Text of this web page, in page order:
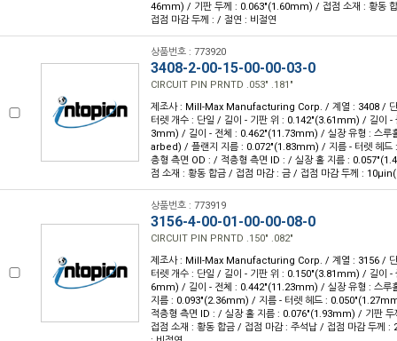
46mm) / 기판 두께 : 0.063"(1.60mm) / 접점 소재 : 황동
접점 마감 두께 : / 절연 : 비절연
상품번호 : 773920
3408-2-00-15-00-00-03-0
CIRCUIT PIN PRNTD .053" .181"
제조사 : Mill-Max Manufacturing Corp. / 계열 : 3408 / 단
터렛 개수 : 단일 / 길이 - 기판 위 : 0.142"(3.61mm) / 길이 -
3mm) / 길이 - 전체 : 0.462"(11.73mm) / 실장 유형 : 스루
arbed) / 플랜지 지름 : 0.072"(1.83mm) / 지름 - 터렛 헤
층형 측면 OD : / 적층형 측면 ID : / 실장 홀 지름 :
점 소재 : 황동 합금 / 접점 마감 : 금 / 접점 마감 두께 :
상품번호 : 773919
3156-4-00-01-00-00-08-0
CIRCUIT PIN PRNTD .150" .082"
제조사 : Mill-Max Manufacturing Corp. / 계열 : 3156 / 단
터렛 개수 : 단일 / 길이 - 기판 위 : 0.150"(3.81mm) / 길이 -
6mm) / 길이 - 전체 : 0.442"(11.23mm) / 실장 유형 : 스루
지름 : 0.093"(2.36mm) / 지름 - 터렛 헤드 :
적층형 측면 ID : / 실장 홀 지름 : 0.076"(1.93mm) / 기판
접점 소재 : 황동 합금 / 접점 마감 : 주석납 / 접점 마감 두